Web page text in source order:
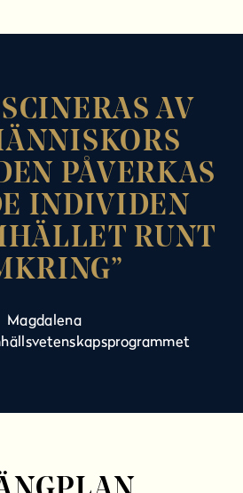
AV
PÅVERKAS
INDIVIDEN
RUNT
Magdalena